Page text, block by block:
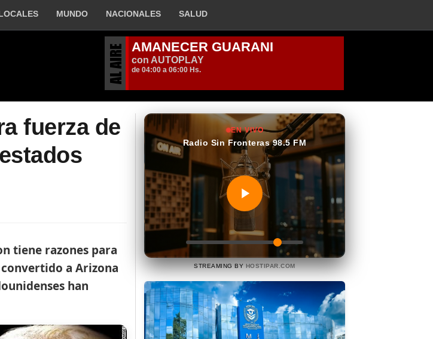
MUNDO NACIONALES SALUD
fuerza de
tiene razones para
a Arizona
han
EN VIVO
Radio Sin Fronteras 98.5 FM
STREAMING BY HOSTIPAR.COM